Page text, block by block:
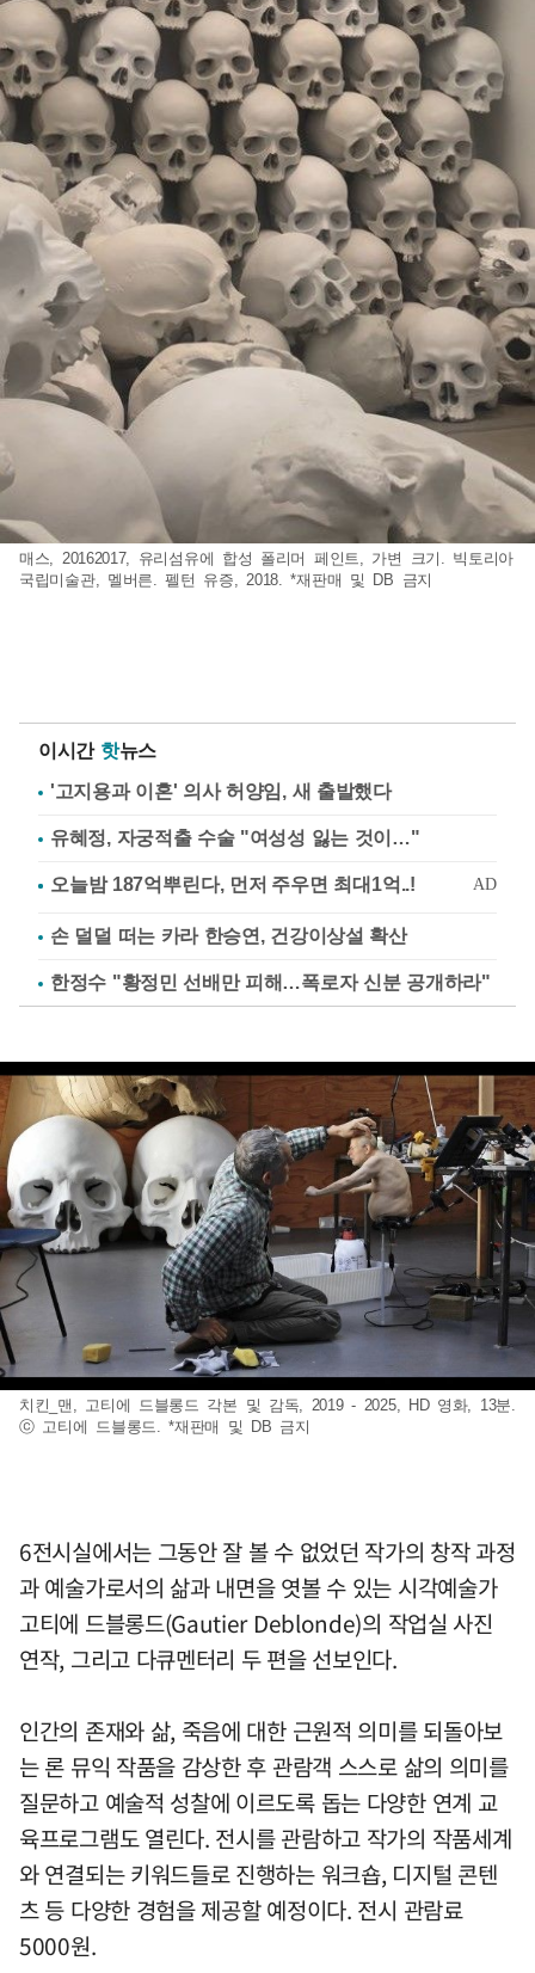
매스, 20162017, 유리섬유에 합성 폴리머 페인트, 가변 크기. 빅토리아
국립미술관, 멜버른. 펠턴 유증, 2018. *재판매 및 DB 금지
이시간 핫뉴스
'고지용과 이혼' 의사 허양임, 새 출발했다
유혜정, 자궁적출 수술 "여성성 잃는 것이…"
손 덜덜 떠는 카라 한승연, 건강이상설 확산
한정수 "황정민 선배만 피해…폭로자 신분 공개하라"
치킨_맨, 고티에 드블롱드 각본 및 감독, 2019 - 2025, HD 영화, 13분.
ⓒ 고티에 드블롱드. *재판매 및 DB 금지
6전시실에서는 그동안 잘 볼 수 없었던 작가의 창작 과정
과 예술가로서의 삶과 내면을 엿볼 수 있는 시각예술가
고티에 드블롱드(Gautier Deblonde)의 작업실 사진
연작, 그리고 다큐멘터리 두 편을 선보인다.
인간의 존재와 삶, 죽음에 대한 근원적 의미를 되돌아보
는 론 뮤익 작품을 감상한 후 관람객 스스로 삶의 의미를
질문하고 예술적 성찰에 이르도록 돕는 다양한 연계 교
육프로그램도 열린다. 전시를 관람하고 작가의 작품세계
와 연결되는 키워드들로 진행하는 워크숍, 디지털 콘텐
츠 등 다양한 경험을 제공할 예정이다. 전시 관람료
5000원.